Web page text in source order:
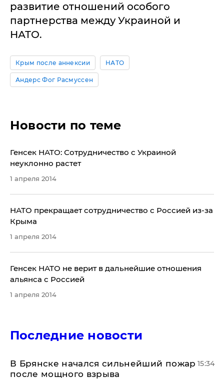
развитие отношений особого
партнерства между Украиной и
НАТО.
Крым после аннексии НАТО
Андерс Фог Расмуссен
Новости по теме
Генсек НАТО: Сотрудничество с Украиной
неуклонно растет
1 апреля 2014
НАТО прекращает сотрудничество с Россией из-за
Крыма
1 апреля 2014
Генсек НАТО не верит в дальнейшие отношения
альянса с Россией
1 апреля 2014
Последние новости
В Брянске начался сильнейший пожар
после мощного взрыва
15:34